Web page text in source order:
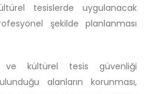
tesislerde uygulanacak
şekilde planlanması
kültürel tesis güvenliği
alanların korunması,